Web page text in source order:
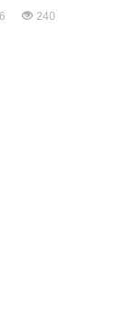
Adı açıqlanmayan
İtaliyanın "Lux
240